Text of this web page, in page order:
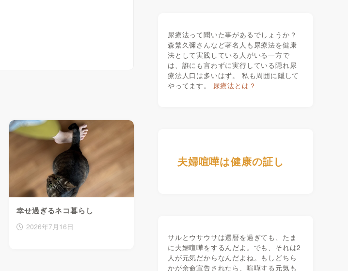
幸せ過ぎるネコ暮らし
2026年7月16日
尿療法って聞いた事があるでしょうか？
森繁久彌さんなど著名人も尿療法を健康
法として実践している人がいる一方で
は、誰にも言わずに実行している隠れ尿
療法人口は多いはず。 私も周囲に隠して
やってます。
尿療法とは？
夫婦喧嘩は健康の証し
サルとウサウサは還暦を過ぎても、たま
に夫婦喧嘩をするんだよ。でも、それは2
人が元気だからなんだよね。もしどちら
かが余命宣告されたら、喧嘩する元気も